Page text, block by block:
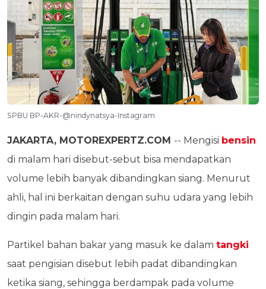
SPBU BP-AKR-@nindynatsya-Instagram
JAKARTA, MOTOREXPERTZ.COM -- Mengisi bensin
di malam hari disebut-sebut bisa mendapatkan
volume lebih banyak dibandingkan siang. Menurut
ahli, hal ini berkaitan dengan suhu udara yang lebih
dingin pada malam hari.
Partikel bahan bakar yang masuk ke dalam tangki
saat pengisian disebut lebih padat dibandingkan
ketika siang, sehingga berdampak pada volume